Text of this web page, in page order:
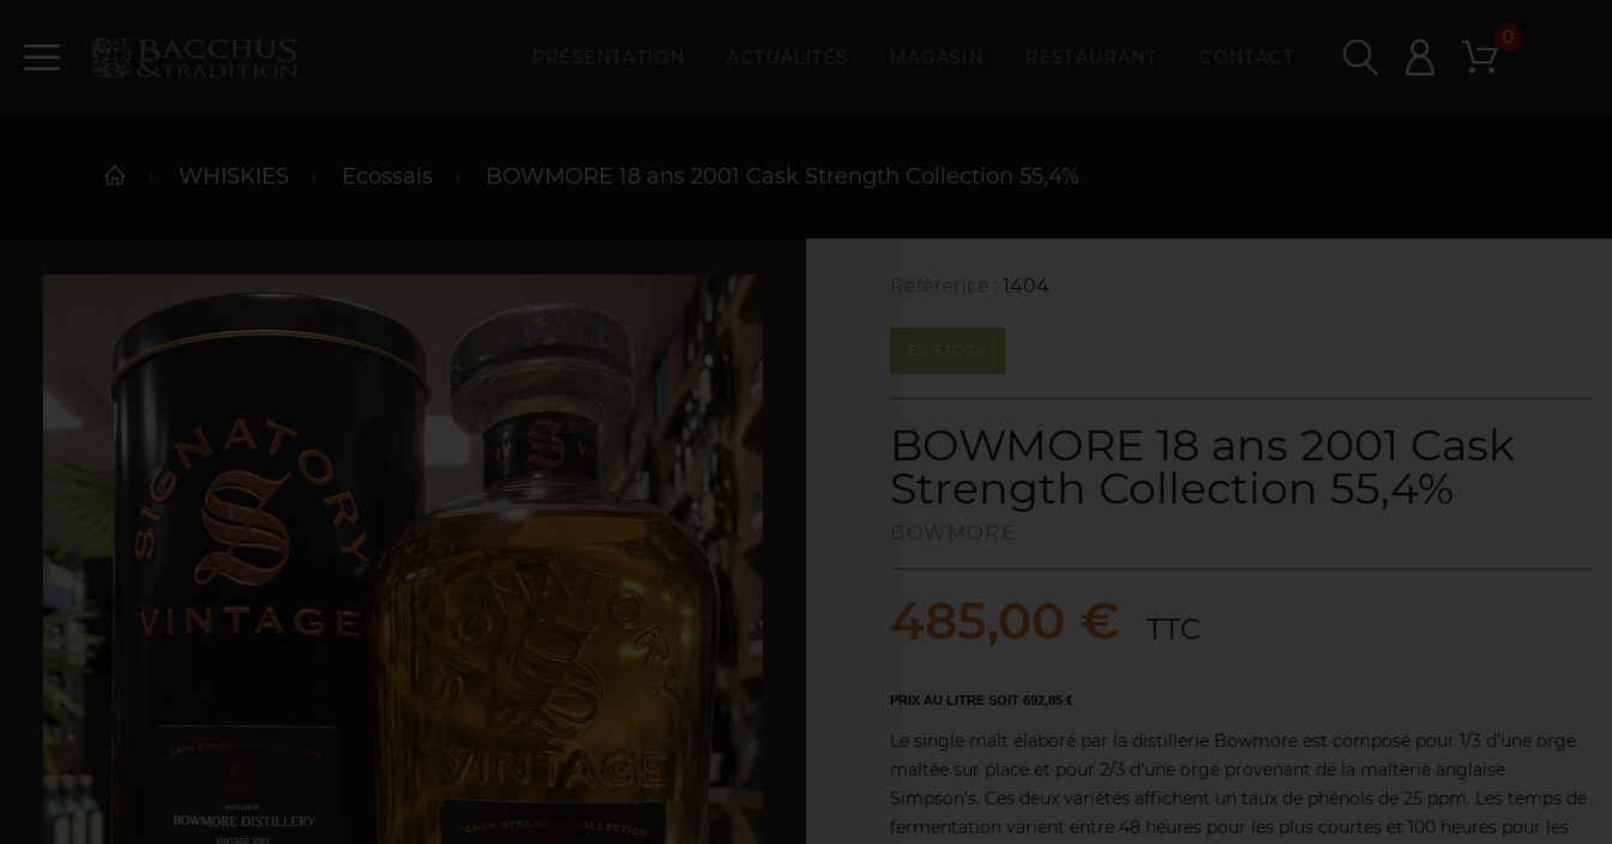
PRÉSENTATION ACTUALITÉS MAGASIN RESTAURANT CONTACT
0
WHISKIES Ecossais BOWMORE 18 ans 2001 Cask Strength Collection 55,4%
Référence : 1404
EN STOCK
BOWMORE 18 ans 2001 Cask
Strength Collection 55,4%
BOWMORE
485,00 € TTC
PRIX AU LITRE SOIT 692,85 €
Le single malt élaboré par la distillerie Bowmore est composé pour 1/3 d’une orge
maltée sur place et pour 2/3 d’une orge provenant de la malterie anglaise
Simpson’s. Ces deux variétés affichent un taux de phénols de 25 ppm. Les temps de
fermentation varient entre 48 heures pour les plus courtes et 100 heures pour les